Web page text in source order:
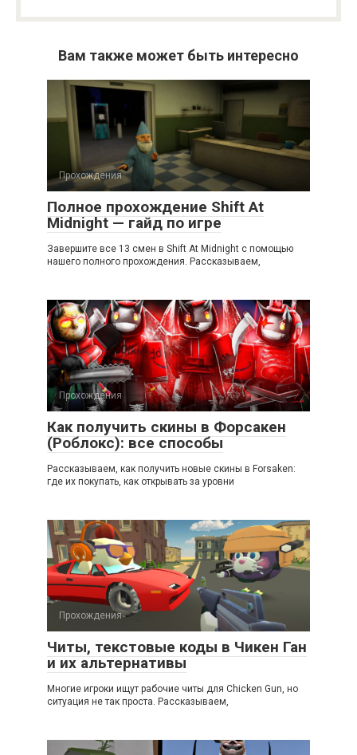
Вам также может быть интересно
Прохождения
Полное прохождение Shift At
Midnight — гайд по игре
Завершите все 13 смен в Shift At Midnight с помощью
нашего полного прохождения. Рассказываем,
Прохождения
Как получить скины в Форсакен
(Роблокс): все способы
Рассказываем, как получить новые скины в Forsaken:
где их покупать, как открывать за уровни
Прохождения
Читы, текстовые коды в Чикен Ган
и их альтернативы
Многие игроки ищут рабочие читы для Chicken Gun, но
ситуация не так проста. Рассказываем,